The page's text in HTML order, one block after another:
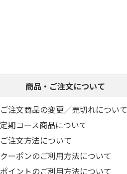
商品・ご注文について
ご注文商品の変更／売切れについて
定期コース商品について
ご注文方法について
クーポンのご利用方法について
ポイントのご利用方法について